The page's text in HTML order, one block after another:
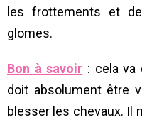
les frottements et
glomes.
Bon à savoir : cela va
doit absolument être
blesser les chevaux. Il